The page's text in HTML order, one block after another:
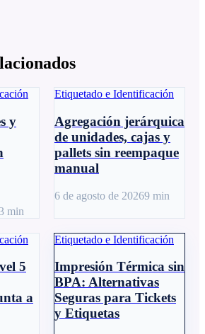
y
3 min
Etiquetado e Identificación
Agregación jerárquica
de unidades, cajas y
pallets sin reempaque
manual
6 de agosto de 20269 min
5
a
Etiquetado e Identificación
Impresión Térmica sin
BPA: Alternativas
Seguras para Tickets
y Etiquetas